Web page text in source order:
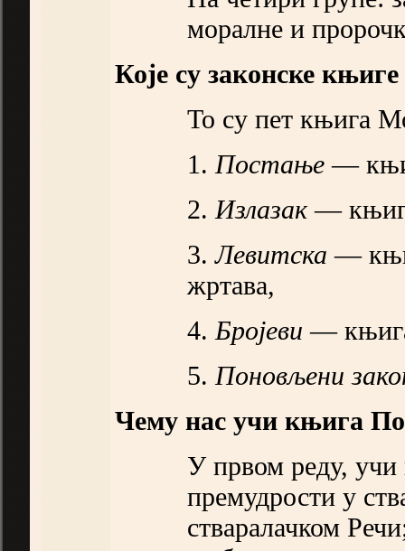
моралне и
Које су законске
То су пет књига
1. Постање —
2. Излазак—
3.Левитска —
жртава,
4. Бројеви —
5. Поновљени
Чему нас учи књига
У првом реду, учи
премудрости у
стваралачком